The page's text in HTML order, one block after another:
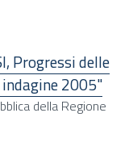
Progressi delle
2005"
della Regione